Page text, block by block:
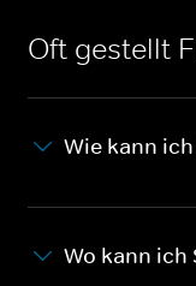
Oft gestellt
Wie kann ich
Wo kann ich